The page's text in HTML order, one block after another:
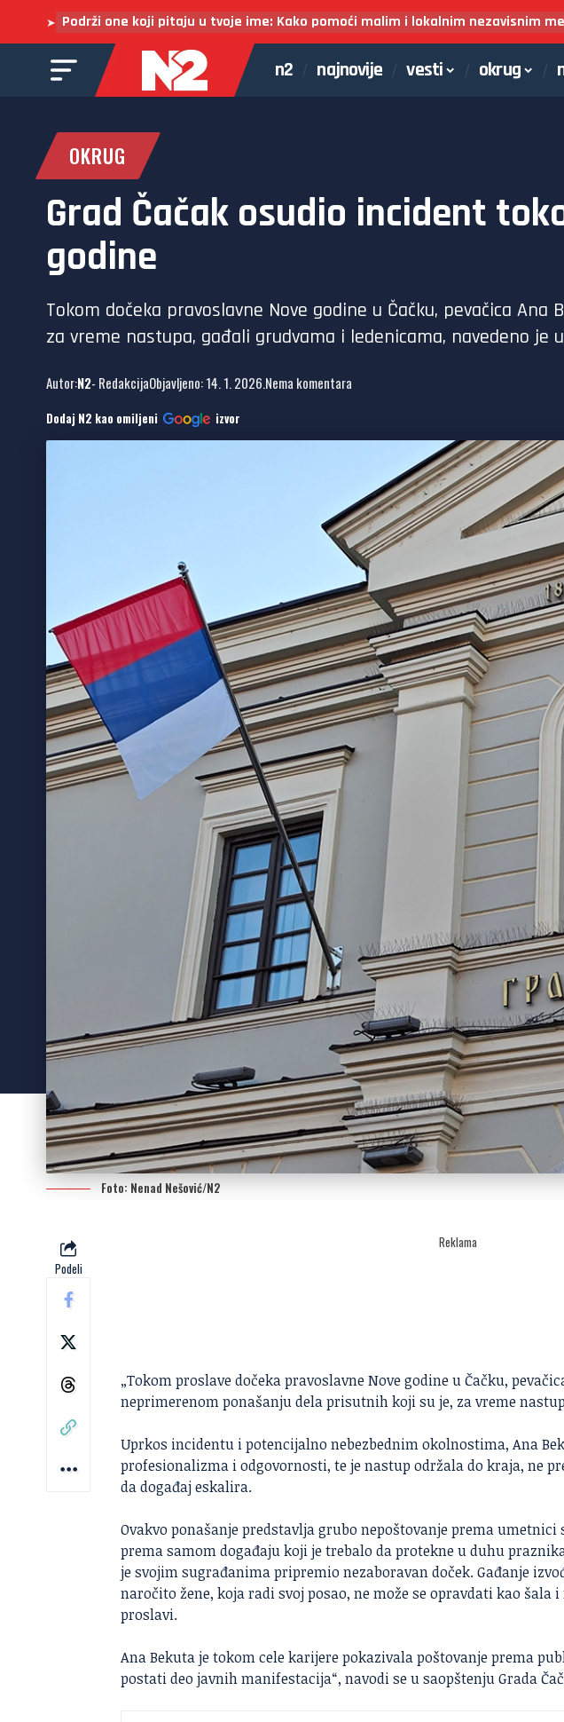
➤ Podrži one koji pitaju u tvoje ime: Kako pomoći malim i lokalnim nezavisnim
n2 najnovije vesti okrug
OKRUG
Grad Čačak osudio incident
godine
Tokom dočeka pravoslavne Nove godine u Čačku, pevačica
za vreme nastupa, gađali grudvama i ledenicama, navedeno je
Autor:N2- RedakcijaObjavljeno: 14. 1. 2026.Nema komentara
Dodaj N2 kao omiljeni izvor
Foto: Nenad Nešović/N2
Podeli
Reklama
„Tokom proslave dočeka pravoslavne Nove godine u Čačku,
neprimerenom ponašanju dela prisutnih koji su je, za vreme
Uprkos incidentu i potencijalno nebezbednim okolnostima,Ana
profesionalizma i odgovornosti, te je nastup održala do kraja, ne
da događaj eskalira.
Ovakvo ponašanje predstavlja grubo nepoštovanje prema
prema samom događaju koji je trebalo da protekne u duhu
je svojim sugrađanima pripremio nezaboravan doček. Gađanje
naročito žene, koja radi svoj posao, ne može se opravdati kao
proslavi.
Ana Bekuta je tokom cele karijere pokazivala poštovanje prema
postati deo javnih manifestacija“, navodi se u saopštenju Grada